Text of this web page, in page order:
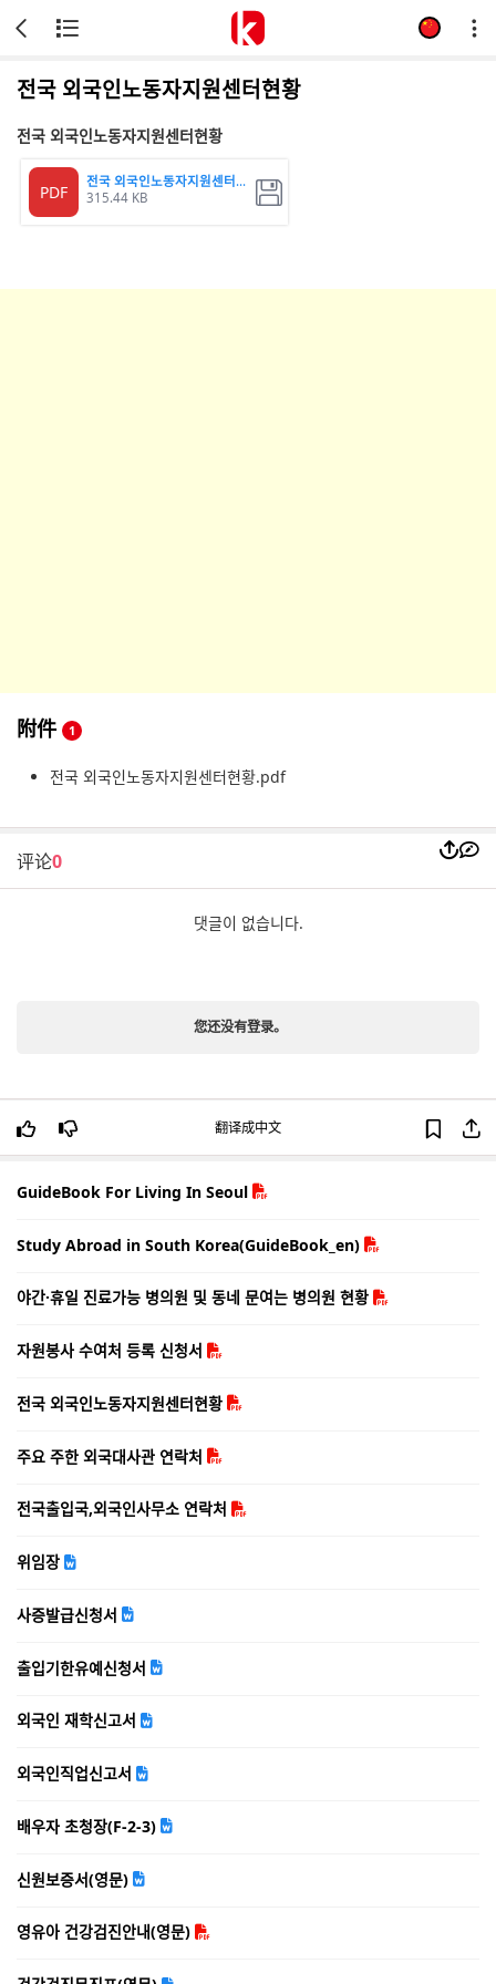
전국 외국인노동자지원센터현황
전국 외국인노동자지원센터현황
PDF
전국 외국인노동자지원센터현황
315.44 KB
附件 1
전국 외국인노동자지원센터현황.pdf
评论0
댓글이 없습니다.
您还没有登录。
翻译成中文
GuideBook For Living In Seoul
Study Abroad in South Korea(GuideBook_en)
야간·휴일 진료가능 병의원 및 동네 문여는 병의원 현황
자원봉사 수여처 등록 신청서
전국 외국인노동자지원센터현황
주요 주한 외국대사관 연락처
전국출입국,외국인사무소 연락처
위임장
사증발급신청서
출입기한유예신청서
외국인 재학신고서
외국인직업신고서
배우자 초청장(F-2-3)
신원보증서(영문)
영유아 건강검진안내(영문)